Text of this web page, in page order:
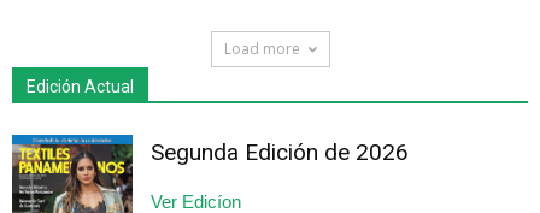
Load more
Edición Actual
Segunda Edición de 2026
Ver Edicíon